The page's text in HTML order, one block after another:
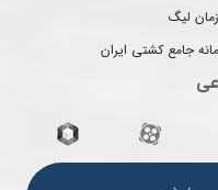
لیگ
جامع کشتی ایران